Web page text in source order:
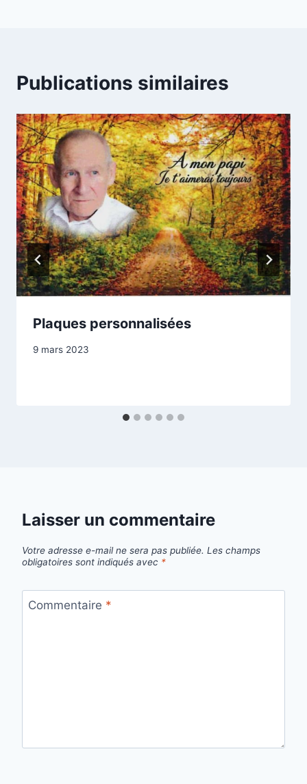
Publications similaires
Plaques personnalisées
Par
9 mars 2023
Laisser un commentaire
Votre adresse e-mail ne sera pas publiée. Les champs
obligatoires sont indiqués avec *
Commentaire *